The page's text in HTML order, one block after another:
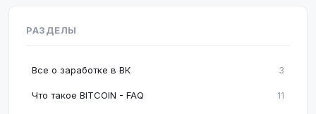
РАЗДЕЛЫ
Все о заработке в ВК 3
Что такое BITCOIN - FAQ 11